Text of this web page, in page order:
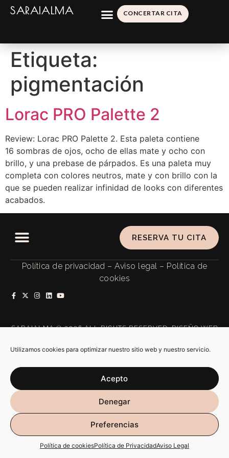
Utilizamos cookies para optimizar nuestro sitio web y nuestro servicio.
Acepto
Denegar
Preferencias
Política de cookiesPolítica de PrivacidadAviso Legal
SARAIALMA CONCERTAR CITA
Etiqueta:
pigmentación
Lorac PRO Palette 2
Review: Lorac PRO Palette 2. Esta paleta contiene
16 sombras de ojos, ocho de ellas mate y ocho con
brillo, y una prebase de párpados. Es una paleta muy
completa con colores neutros, mate y con brillo con la
que se pueden realizar infinidad de looks con diferentes
acabados.
RESERVA TU CITA
Política de privacidad – Aviso legal – Política de
cookies
SARAIALMA @ 2026 ALL RIGHTS RESERVED. DISEÑO WEB